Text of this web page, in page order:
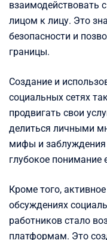
взаимодействовать
лицом к лицу. Это
безопасности и
границы.
Создание и
социальных сетях
продвигать свои
делиться личными
мифы и заблуждения
глубокое понимание
Кроме того,
обсуждениях
работников стало
платформам. Это